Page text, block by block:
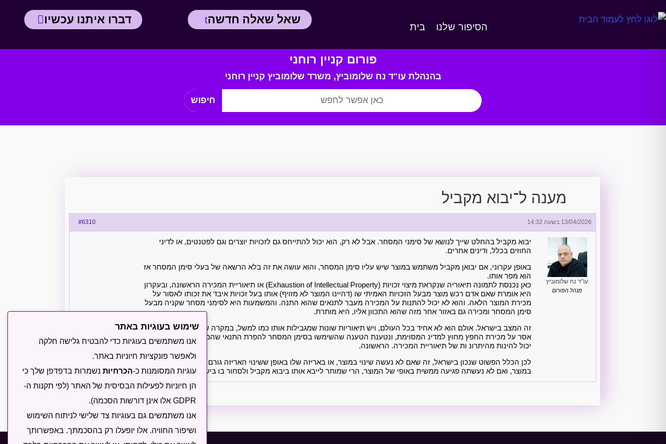
דברו איתנו עכשיו שאל שאלה חדשה
הסיפור שלנו בית
פורום קניין רוחני
בהנהלת עו"ד נח שלומוביץ, משרד שלומוביץ קניין רוחני
מענה ל־יבוא מקביל
13/04/2026 בשעה 14:32 #6310
עו"ד נח שלומוביץ
מנהל הפורום
יבוא מקביל בהחלט שייך לנושא של סימני המסחר. אבל לא רק, הוא יכול להתייחס גם לזכויות יוצרים וגם לפטנטים, או לדיני
החוזים בכלל, ודינים אחרים.
באופן עקרוני, אם יבואן מקביל משתמש במוצר שיש עליו סימן המסחר, והוא עושה את זה בלא הרשאה של בעלי סימן המסחר אז
הוא מפר אותו.
כאן נכנסת לתמונה תיאוריה שנקראת מיצוי זכויות (Exhaustion of Intellectual Property) או תיאוריית המכירה הראשונה, ובעקרון
היא אומרת שאם אדם רכש מוצר מבעל הזכויות האמיתי שו (דהיינו המוצר לא מזויף) אותו בעל זכויות איבד את זכותו לאסור על
מכירת המוצר הלאה. והוא לא יכול להתנות על המכירה מעבר לתנאים שהוא התנה. והמשמעות היא לסימני מסחר שקניה מבעל
סימן המסחר ומכירה גם באזור אחר מזה שהוא התכוון אליו, היא מותרת.
זה המצב בישראל. אולם הוא לא אחיד בכל העולם, ויש תיאוריות שונות שמגבילות אותו כמו למשל, במקרה שבו בעל סימן המסחר
אסר על מכירת החפץ מחוץ למדינ המסוימת, ונטענת הטענה שהשימשו בסימן המסחר להפרת התנאי שהמכירה הראשונה לא
יכול להינות מהיתרונ ות של תיאוריית המכירה. הראשונה.
לכן הכלל הפשוט שנכון בישראל, זה שאם לא נעשה שינוי במוצר, או באריזה שלו באופן ששינוי האריזה גורם לשינוי משמעותי
במוצר, ואם לא נעשתה פגיעה ממשית באופי של המוצר, הרי שמותר לייבא אותו ביבוא מקביל ולסחור בו בישראל.
שימוש בעוגיות באתר
אנו משתמשים בעוגיות כדי להבטיח גלישה חלקה
ולאפשר פונקציות חיוניות באתר.
עוגיות המסומנות כ-הכרחיותנשמרות בדפדפן שלך כי
הן חיוניות לפעילות הבסיסית של האתר (לפי תקנות ה-
GDPR אלו אינן דורשות הסכמה).
אנו משתמשים גם בעוגיות צד שלישי לניתוח השימוש
ושיפור החוויה. אלו יופעלו רק בהסכמתך. באפשרותך